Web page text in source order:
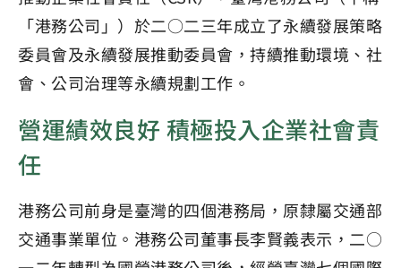
「港務公司」）於二○二三年成立了永續發展策略
委員會及永續發展推動委員會，持續推動環境、社
會、公司治理等永續規劃工作。
營運績效良好 積極投入企業社會責
任
港務公司前身是臺灣的四個港務局，原隸屬交通部
交通事業單位。港務公司董事長李賢義表示，二○